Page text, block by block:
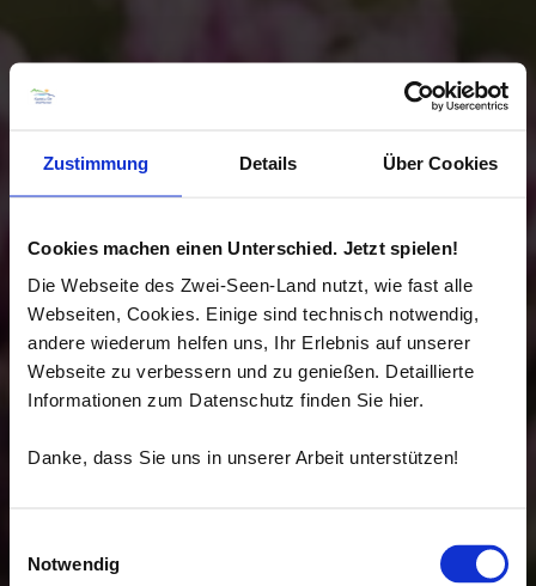
Zustimmung Details Über Cookies
Cookies machen einen Unterschied. Jetzt spielen!
Die Webseite des Zwei-Seen-Land nutzt, wie fast alle
Webseiten, Cookies. Einige sind technisch notwendig,
andere wiederum helfen uns, Ihr Erlebnis auf unserer
Webseite zu verbessern und zu genießen. Detaillierte
Informationen zum Datenschutz finden Sie hier.
Danke, dass Sie uns in unserer Arbeit unterstützen!
Notwendig